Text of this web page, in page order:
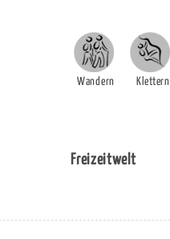
Wandern Klettern
Freizeitwelt